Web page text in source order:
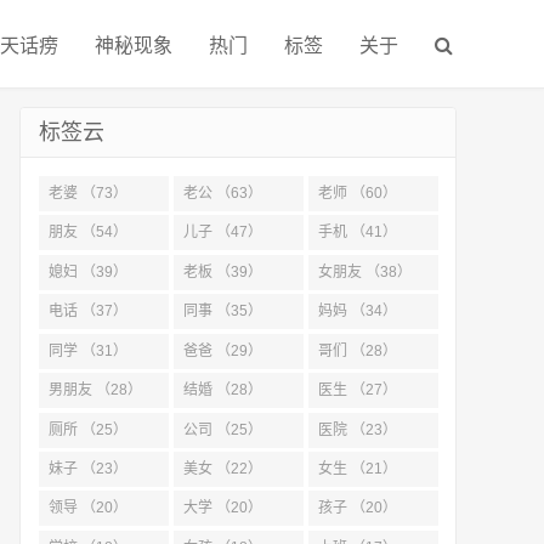
话痨 神秘现象 热门 标签 关于
标签云
老婆 （73） 老公 （63） 老师 （60）
朋友 （54） 儿子 （47） 手机 （41）
媳妇 （39） 老板 （39） 女朋友 （38）
电话 （37） 同事 （35） 妈妈 （34）
同学 （31） 爸爸 （29） 哥们 （28）
男朋友 （28） 结婚 （28） 医生 （27）
厕所 （25） 公司 （25） 医院 （23）
妹子 （23） 美女 （22） 女生 （21）
领导 （20） 大学 （20） 孩子 （20）